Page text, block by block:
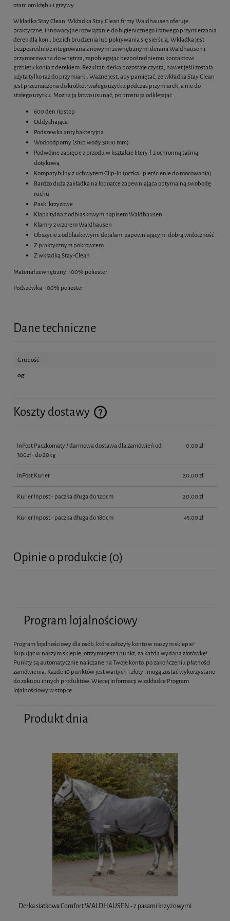
otarciom kłębu i grzywy.
Wkładka Stay Clean: Wkładka Stay Clean firmy Waldhausen oferuje
praktyczne, innowacyjne rozwiązanie do higienicznego i łatwego przymierzania
derek dla koni, bez ich brudzenia lub pokrywania się sierścią. Wkładka jest
bezpośrednio zintegrowana z nowymi zewnętrznymi derami Waldhausen i
przymocowana do wnętrza, zapobiegając bezpośredniemu kontaktowi
grzbietu konia z derekiem. Rezultat: derka pozostaje czysta, nawet jeśli została
użyta tylko raz do przymiarki. Ważne jest, aby pamiętać, że wkładka Stay Clean
jest przeznaczona do krótkotrwałego użytku podczas przymiarek, a nie do
stałego użytku. Można ją łatwo usunąć, po prostu ją odklejając.
600 den ripstop
Oddychająca
Podszewka antybakteryjna
Wodoodporny (słup wody 3000 mm)
Podwójne zapięcie z przodu w kształcie litery T z ochronną taśmą
dotykową
Kompatybilny z uchwytem Clip-In (oczka i pierścienie do mocowania)
Bardzo duża zakładka na łopoatce zapewniająca optymalną swobodę
ruchu
Paski krzyżowe
Klapa tylna z odblaskowym napisem Waldhausen
Klamry z wzorem Waldhausen
Obszycie z odblaskowymi detalami zapewniającymi dobrą widoczność
Z praktycznym pokrowcem
Z wkładką Stay-Clean
Materiał zewnętrzny: 100% poliester
Podszewka: 100% poliester
Dane techniczne
Grubość
0g
Koszty dostawy
Cena nie zawiera ewentualnych kosztów płatności
InPost Paczkomaty / darmowa dostawa dla zamówień od
300zł - do 20kg
0,00 zł
InPost Kurier 20,00 zł
Kurier Inpost - paczka długa do 120cm 20,00 zł
Kurier Inpost - paczka długa do 180cm 45,00 zł
Opinie o produkcie (0)
Program lojalnościowy
Program lojalnościowy dla osób, które założyły konto w naszym sklepie!
Kupując w naszym sklepie, otrzymujesz 1 punkt, za każdą wydaną złotówkę!
Punkty są automatycznie naliczane na Twoje konto, po zakończeniu płatności
zamówienia. Każde 10 punktów jest wartych 1 złoty i mogą zostać wykorzystane
do zakupu innych produktów. Więcej informacji w zakładce Program
lojalnościowy w stopce.
Produkt dnia
Derka siatkowa Comfort WALDHAUSEN - z pasami krzyżowymi